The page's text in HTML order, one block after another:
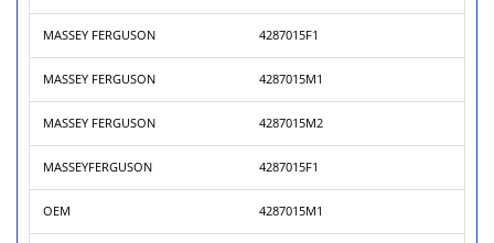
MASSEY FERGUSON 4287015F1
MASSEY FERGUSON 4287015M1
MASSEY FERGUSON 4287015M2
MASSEYFERGUSON 4287015F1
OEM 4287015M1